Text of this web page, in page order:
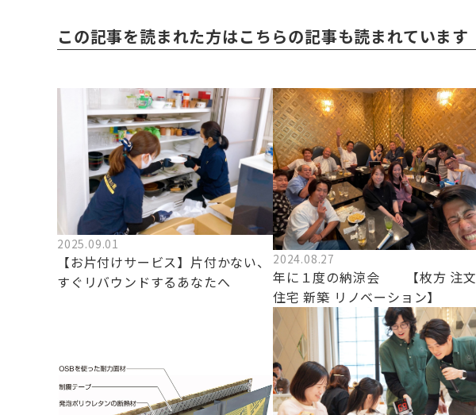
この記事を読まれた方はこちらの記事も読まれています
2025.09.01
【お片付けサービス】片付かない、
すぐリバウンドするあなたへ
2024.08.27
年に１度の納涼会 【枚方 注文
住宅 新築 リノベーション】